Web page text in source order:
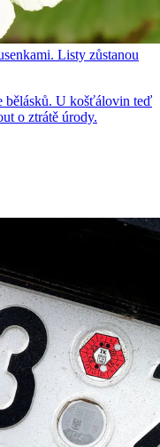
Listy zůstanou
bělásků. U košťálovin teď
o ztrátě úrody.